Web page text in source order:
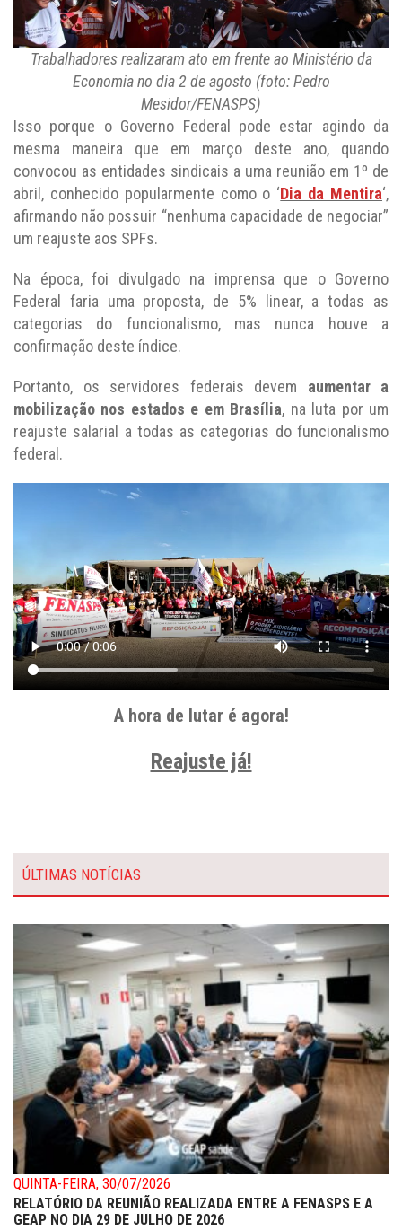
Trabalhadores realizaram ato em frente ao Ministério da
Economia no dia 2 de agosto (foto: Pedro
Mesidor/FENASPS)
Isso porque o Governo Federal pode estar agindo da
mesma maneira que em março deste ano, quando
convocou as entidades sindicais a uma reunião em 1º de
abril, conhecido popularmente como o ‘Dia da Mentira‘,
afirmando não possuir “nenhuma capacidade de negociar”
um reajuste aos SPFs.
Na época, foi divulgado na imprensa que o Governo
Federal faria uma proposta, de 5% linear, a todas as
categorias do funcionalismo, mas nunca houve a
confirmação deste índice.
Portanto, os servidores federais devem aumentar a
mobilização nos estados e em Brasília, na luta por um
reajuste salarial a todas as categorias do funcionalismo
federal.
A hora de lutar é agora!
Reajuste já!
ÚLTIMAS NOTÍCIAS
QUINTA-FEIRA, 30/07/2026
RELATÓRIO DA REUNIÃO REALIZADA ENTRE A FENASPS E A
GEAP NO DIA 29 DE JULHO DE 2026